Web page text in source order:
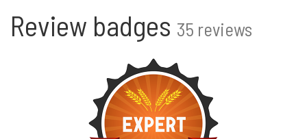
Review badges 35 reviews